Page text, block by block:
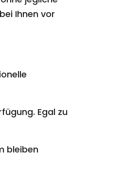
Ihnen vor
Egal zu
bleiben